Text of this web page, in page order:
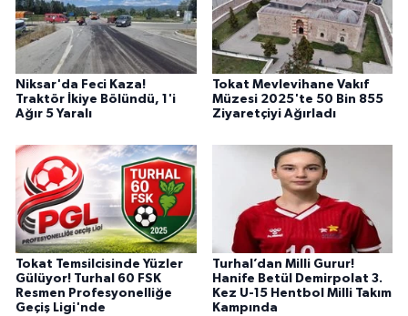
Niksar'da Feci Kaza!
Traktör İkiye Bölündü, 1'i
Ağır 5 Yaralı
Tokat Mevlevihane Vakıf
Müzesi 2025'te 50 Bin 855
Ziyaretçiyi Ağırladı
Tokat Temsilcisinde Yüzler
Gülüyor! Turhal 60 FSK
Resmen Profesyonelliğe
Geçiş Ligi'nde
Turhal’dan Milli Gurur!
Hanife Betül Demirpolat 3.
Kez U-15 Hentbol Milli Takım
Kampında